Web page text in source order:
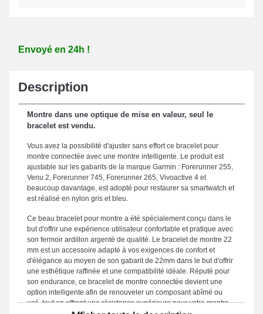
Envoyé en 24h !
Description
Montre dans une optique de mise en valeur, seul le
bracelet est vendu.
Vous avez la possibilité d'ajuster sans effort ce bracelet pour
montre connectée avec une montre intelligente. Le produit est
ajustable sur les gabarits de la marque Garmin : Forerunner 255,
Venu 2, Forerunner 745, Forerunner 265, Vivoactive 4 et
beaucoup davantage, est adopté pour restaurer sa smartwatch et
est réalisé en nylon gris et bleu.
Ce beau bracelet pour montre a été spécialement conçu dans le
but d'offrir une expérience utilisateur confortable et pratique avec
son fermoir ardillon argenté de qualité. Le bracelet de montre 22
mm est un accessoire adapté à vos exigences de confort et
d'élégance au moyen de son gabarit de 22mm dans le but d'offrir
une esthétique raffinée et une compatibilité idéale. Réputé pour
son endurance, ce bracelet de montre connectée devient une
option intelligente afin de renouveler un composant abîmé ou
usé, tout en offrant une résistance supérieure pour votre montre